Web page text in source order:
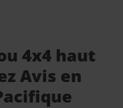
4x4 haut
Avis en